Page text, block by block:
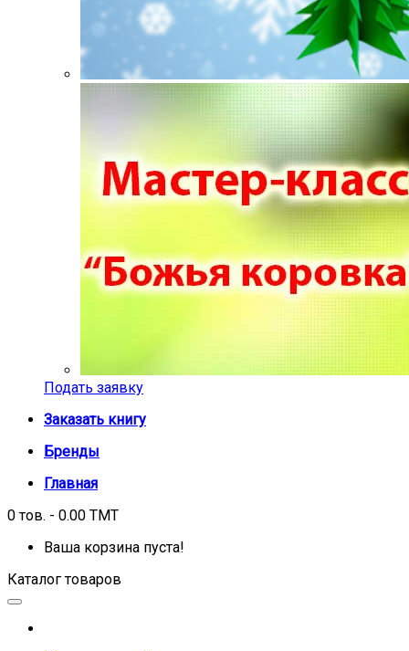
Подать заявку
Заказать книгу
Бренды
Главная
0 тов. - 0.00 TMT
Ваша корзина пуста!
Каталог товаров